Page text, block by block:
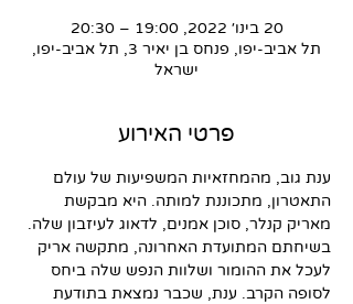
20 בינו׳ 2022, 19:00 – 20:30
תל אביב-יפו, פנחס בן יאיר 3, תל אביב-יפו,
ישראל
פרטי האירוע
ענת גוב, מהמחזאיות המשפיעות של עולם
התאטרון, מתכוננת למותה. היא מבקשת
מאריק קנלר, סוכן אמנים, לדאוג לעיזבון שלה.
בשיחתם המתועדת האחרונה, מתקשה אריק
לעכל את ההומור ושלוות הנפש שלה ביחס
לסופה הקרב. ענת, שכבר נמצאת בתודעת